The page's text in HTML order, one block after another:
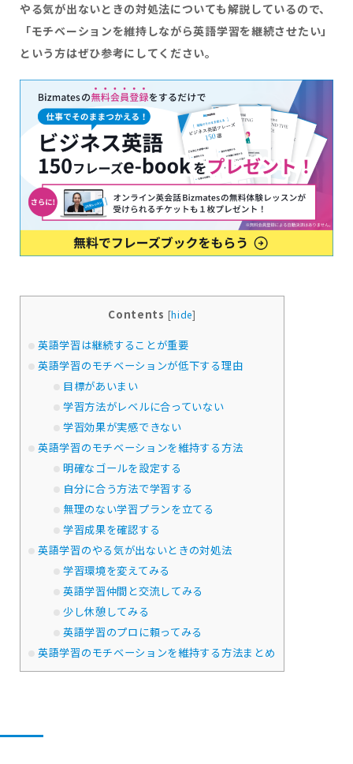
やる気が出ないときの対処法についても解説しているので、
「モチベーションを維持しながら英語学習を継続させたい」
という方はぜひ参考にしてください。
Contents [hide]
英語学習は継続することが重要
英語学習のモチベーションが低下する理由
目標があいまい
学習方法がレベルに合っていない
学習効果が実感できない
英語学習のモチベーションを維持する方法
明確なゴールを設定する
自分に合う方法で学習する
無理のない学習プランを立てる
学習成果を確認する
英語学習のやる気が出ないときの対処法
学習環境を変えてみる
英語学習仲間と交流してみる
少し休憩してみる
英語学習のプロに頼ってみる
英語学習のモチベーションを維持する方法まとめ